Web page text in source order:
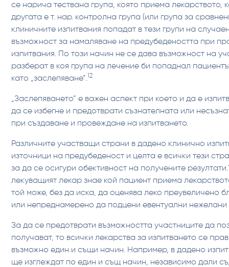
се нарича тествана група, която приема лекарството,
другата е т. нар. контролна група (или група за
клиничните изпитвания попадат в тези групи на
възможност за намаляване на предубедеността при
изпитвания. По този начин не се дава възможност на
разберат в коя група на лечение би попаднал
като „заслепяване”. 12
„Заслепяването” е важен аспект при което и да е
да се избегне и предотврати съзнателната или
при създаване и провеждане на изпитването.
Различните участващи страни в дадено клинично
източници на предубеденост и целта е всички тези
за да се осигури обективност на получените
лекуващият лекар знае кой пациент приема
той може, без да иска, да оценява леко преувеличено
или непреднамерено да подцени евентуални нежелани
За да се предотврати възможността участниците да
получават, то всички лекарства за изпитването се
възможно един и същи начин. Например, в дадено
ще изглеждат по един и същ начин, независимо дали